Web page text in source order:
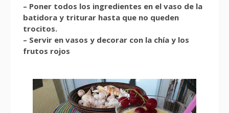
– Poner todos los ingredientes en el vaso de la
batidora y triturar hasta que no queden
trocitos.
– Servir en vasos y decorar con la chía y los
frutos rojos